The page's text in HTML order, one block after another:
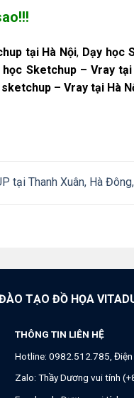
tại Hà Nội, Dạy học
học Sketchup – Vray tại
– Vray tại Hà
tại Thanh Xuân, Hà
TẠO ĐỒ HỌA
THÔNG TIN LIÊN HỆ
Hotline: 0982.512.785 ,
Zalo: Thầy Dương vui tính